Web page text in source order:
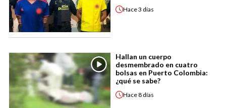
Hace3 días
Hallan un cuerpo
desmembrado en cuatro
bolsas en Puerto Colombia:
¿qué se sabe?
Hace8 días